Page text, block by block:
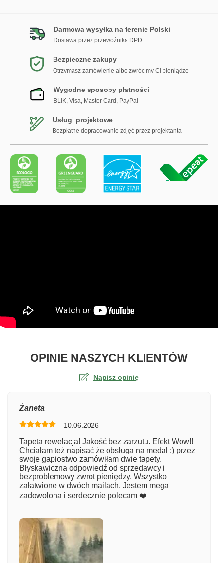
Darmowa wysyłka na terenie Polski
Dostawa przez przewoźnika DPD
Bezpieczne zakupy
Otrzymasz zamówienie albo zwrócimy Ci pieniądze
Wygodne sposoby płatności
BLIK, Visa, Master Card, PayPal
Usługi projektowe
Bezpłatne dopracowanie zdjęć przez projektanta
OPINIE NASZYCH KLIENTÓWO
Napisz opinię
Numer zamówienia
Imię
Żaneta
10.06.2026
Tapeta rewelacja! Jakość bez zarzutu. Efekt Wow!!
Chciałam też napisać że obsługa na medal :) przez
swoje gapiostwo zamówiłam dwie tapety.
Błyskawiczna odpowiedź od sprzedawcy i
bezproblemowy zwrot pieniędzy. Wszystko
załatwione w dwóch mailach. Jestem mega
zadowolona i serdecznie polecam ❤️